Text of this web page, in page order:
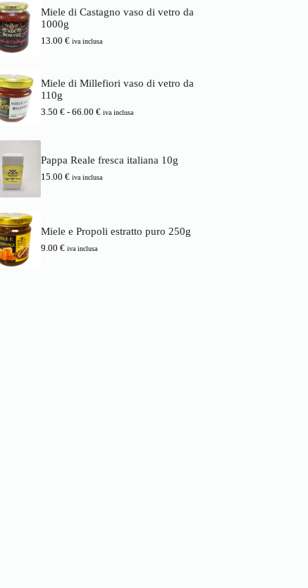
e
r
a
1
6
.
€
e
o
a
3
5
a
6
€
i
a
z
o
3
a
Miele di Castagno vaso di vetro da
1000g
13.00 € iva inclusa
Miele di Millefiori vaso di vetro da
110g
3.50 € - 66.00 €F
i
d
z
iva inclusa
Pappa Reale fresca italiana 10g
15.00 € iva inclusa
Miele e Propoli estratto puro 250g
9.00 € iva inclusa